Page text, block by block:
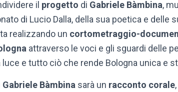
il progetto di Gabriele Bàmbina,
di Lucio Dalla, della sua poetica e delle
realizzando un cortometraggio-
attraverso le voci e gli sguardi delle
e tutto ciò che rende Bologna unica e
Bàmbina sarà un racconto corale